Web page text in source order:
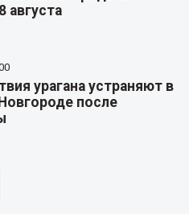
августа
урагана устраняют в
после